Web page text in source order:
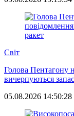
Свiт
Голова Пентагону
вичерпуються
05.08.2026 14:50:28